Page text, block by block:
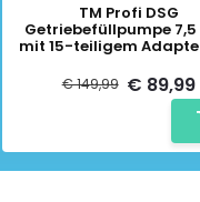
TM Profi DSG
Getriebefüllpumpe 7,5
mit 15-teiligem
€ 149,99 € 89,99